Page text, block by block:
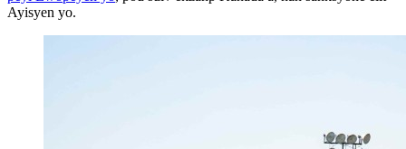
Ayisyen yo.